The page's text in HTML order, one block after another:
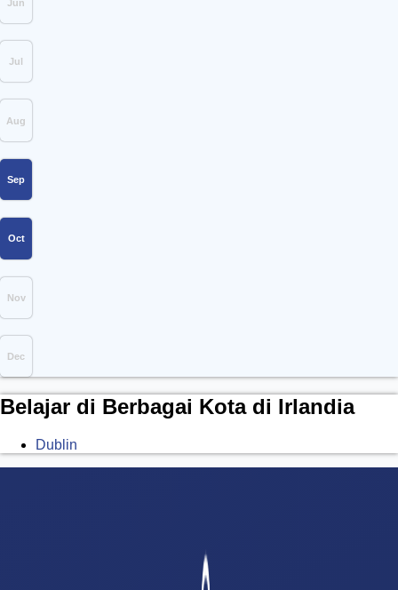
Jun
Jul
Aug
Sep
Oct
Nov
Dec
Belajar di Berbagai Kota di Irlandia
Dublin